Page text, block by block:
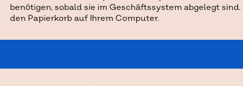
benötigen, sobald sie im Geschäftssystem abgelegt sind.
den Papierkorb auf Ihrem Computer.